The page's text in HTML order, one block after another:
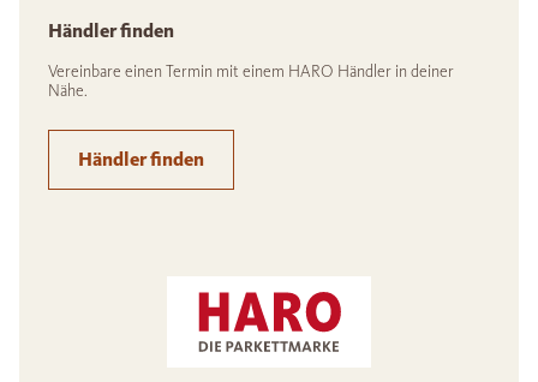
Händler finden
Vereinbare einen Termin mit einem HARO Händler in deiner
Nähe.
Händler finden